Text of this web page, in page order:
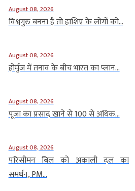
August 08, 2026
विश्वगुरु बनना है तो हाशिए के लोगों को...
August 08, 2026
होर्मुज में तनाव के बीच भारत का प्लान...
August 08, 2026
पूजा का प्रसाद खाने से 100 से अधिक...
August 08, 2026
परिसीमन बिल को अकाली दल का
समर्थन, PM...